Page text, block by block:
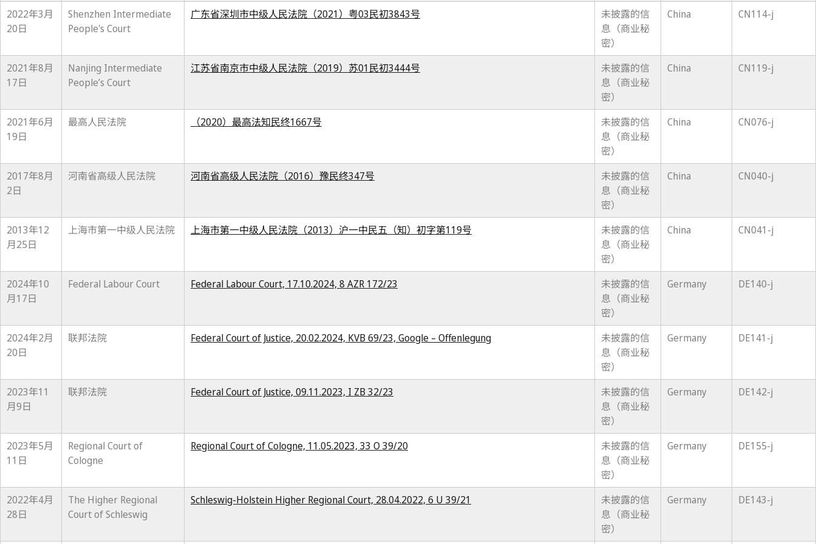
2022年3月
20日
Shenzhen Intermediate
People's Court
广东省深圳市中级人民法院（2021）粤03民初3843号
未披露的信
息（商业秘
密）
China CN114-j
2021年8月
17日
Nanjing Intermediate
People’s Court
江苏省南京市中级人民法院（2019）苏01民初3444号
未披露的信
息（商业秘
密）
China CN119-j
2021年6月
19日
最高人民法院 （2020）最高法知民终1667号
未披露的信
息（商业秘
密）
China CN076-j
2017年8月
2日
河南省高级人民法院 河南省高级人民法院（2016）豫民终347号
未披露的信
息（商业秘
密）
China CN040-j
2013年12
月25日
上海市第一中级人民法院 上海市第一中级人民法院（2013）沪一中民五（知）初字第119号
未披露的信
息（商业秘
密）
China CN041-j
2024年10
月17日
Federal Labour Court Federal Labour Court, 17.10.2024, 8 AZR 172/23
未披露的信
息（商业秘
密）
Germany DE140-j
2024年2月
20日
联邦法院 Federal Court of Justice, 20.02.2024, KVB 69/23, Google – Offenlegung
未披露的信
息（商业秘
密）
Germany DE141-j
2023年11
月9日
联邦法院 Federal Court of Justice, 09.11.2023, I ZB 32/23
未披露的信
息（商业秘
密）
Germany DE142-j
2023年5月
11日
Regional Court of
Cologne
Regional Court of Cologne, 11.05.2023, 33 O 39/20
未披露的信
息（商业秘
密）
Germany DE155-j
2022年4月
28日
The Higher Regional
Court of Schleswig
Schleswig-Holstein Higher Regional Court, 28.04.2022, 6 U 39/21
未披露的信
息（商业秘
密）
Germany DE143-j